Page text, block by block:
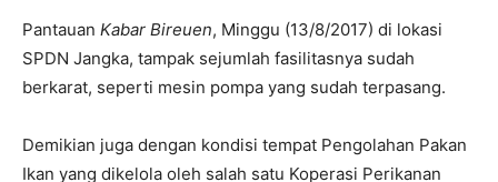
Pantauan Kabar Bireuen, Minggu (13/8/2017) di lokasi
SPDN Jangka, tampak sejumlah fasilitasnya sudah
berkarat, seperti mesin pompa yang sudah terpasang.
Demikian juga dengan kondisi tempat Pengolahan Pakan
Ikan yang dikelola oleh salah satu Koperasi Perikanan